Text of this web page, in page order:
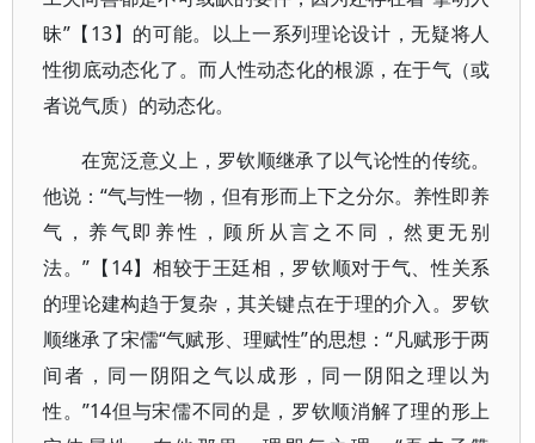
昧”【13】的可能。以上一系列理论设计，无疑将人
性彻底动态化了。而人性动态化的根源，在于气（或
者说气质）的动态化。
在宽泛意义上，罗钦顺继承了以气论性的传统。
他说：“气与性一物，但有形而上下之分尔。养性即养
气，养气即养性，顾所从言之不同，然更无别
法。”【14】相较于王廷相，罗钦顺对于气、性关系
的理论建构趋于复杂，其关键点在于理的介入。罗钦
顺继承了宋儒“气赋形、理赋性”的思想：“凡赋形于两
间者，同一阴阳之气以成形，同一阴阳之理以为
性。”14但与宋儒不同的是，罗钦顺消解了理的形上